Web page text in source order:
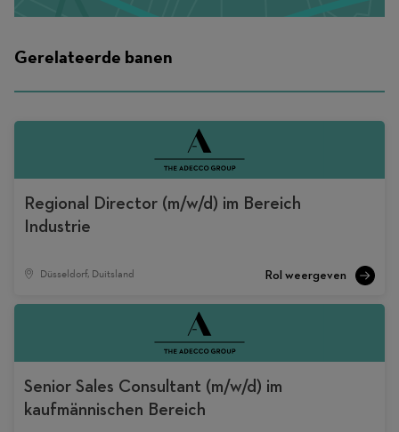
Gerelateerde banen
Regional Director (m/w/d) im Bereich
Industrie
Düsseldorf, Duitsland
Senior Sales Consultant (m/w/d) im
kaufmännischen Bereich